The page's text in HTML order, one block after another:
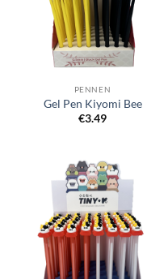
PENNEN
Gel Pen Kiyomi Bee
€3.49